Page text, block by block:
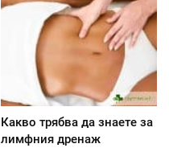
Какво трябва да знаете за
лимфния дренаж